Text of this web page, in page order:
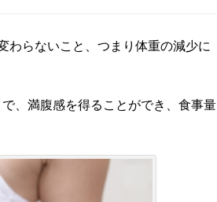
わらないこと、つまり体重の減少に
、満腹感を得ることができ、食事量